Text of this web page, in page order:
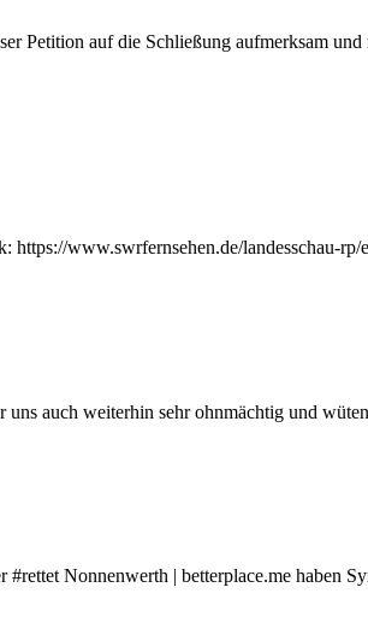
Petition auf die Schließung aufmerksam und
www.swrfernsehen.de/landesschau-rp/
auch weiterhin sehr ohnmächtig und
Nonnenwerth | betterplace.me haben